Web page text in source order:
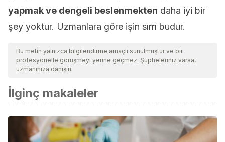
yapmak ve dengeli beslenmekten daha iyi bir
şey yoktur. Uzmanlara göre işin sırrı budur.
Bu metin yalnızca bilgilendirme amaçlı sunulmuştur ve bir
profesyonelle görüşmeyi yerine geçmez. Şüpheleriniz varsa,
uzmanınıza danışın.
İlginç makaleler